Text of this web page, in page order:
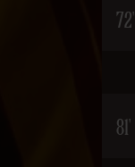
72'
81'